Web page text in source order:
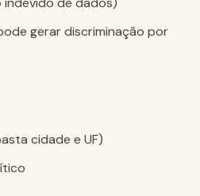
gerar discriminação por
cidade e UF)